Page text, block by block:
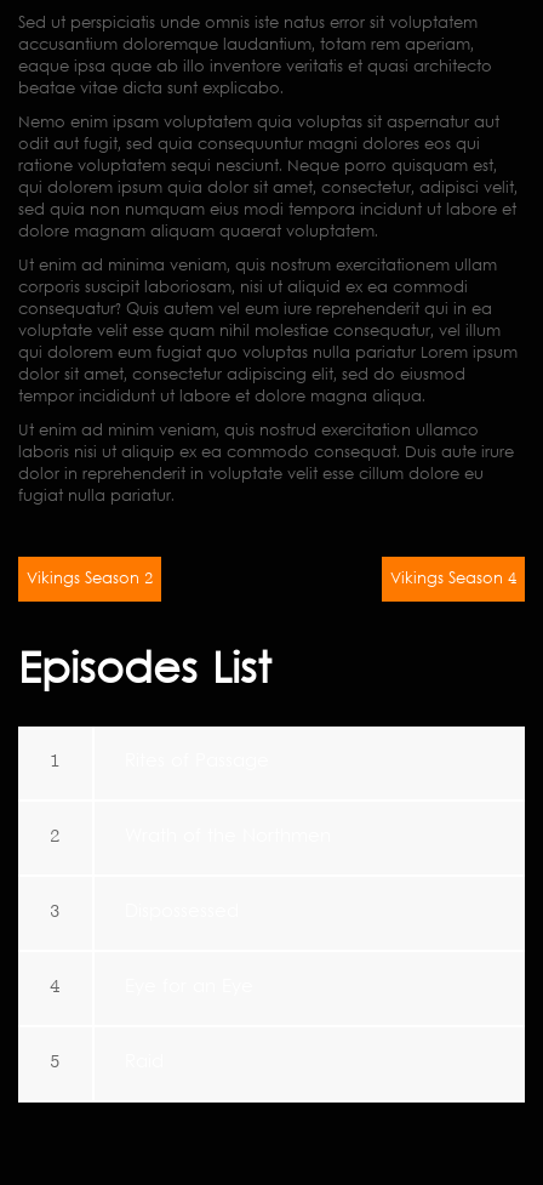
Sed ut perspiciatis unde omnis iste natus error sit voluptatem
accusantium doloremque laudantium, totam rem aperiam,
eaque ipsa quae ab illo inventore veritatis et quasi architecto
beatae vitae dicta sunt explicabo.
Nemo enim ipsam voluptatem quia voluptas sit aspernatur aut
odit aut fugit, sed quia consequuntur magni dolores eos qui
ratione voluptatem sequi nesciunt. Neque porro quisquam est,
qui dolorem ipsum quia dolor sit amet, consectetur, adipisci velit,
sed quia non numquam eius modi tempora incidunt ut labore et
dolore magnam aliquam quaerat voluptatem.
Ut enim ad minima veniam, quis nostrum exercitationem ullam
corporis suscipit laboriosam, nisi ut aliquid ex ea commodi
consequatur? Quis autem vel eum iure reprehenderit qui in ea
voluptate velit esse quam nihil molestiae consequatur, vel illum
qui dolorem eum fugiat quo voluptas nulla pariatur Lorem ipsum
dolor sit amet, consectetur adipiscing elit, sed do eiusmod
tempor incididunt ut labore et dolore magna aliqua.
Ut enim ad minim veniam, quis nostrud exercitation ullamco
laboris nisi ut aliquip ex ea commodo consequat. Duis aute irure
dolor in reprehenderit in voluptate velit esse cillum dolore eu
fugiat nulla pariatur.
Vikings Season 2 Vikings Season 4
Episodes List
1
2
3
4
5